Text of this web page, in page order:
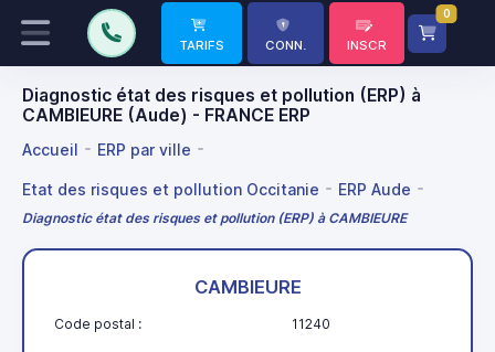
TARIFS CONN. INSCR
0
Diagnostic état des risques et pollution (ERP) à
CAMBIEURE (Aude) - FRANCE ERP
Accueil ERP par ville
Etat des risques et pollution Occitanie ERP Aude
Diagnostic état des risques et pollution (ERP) à CAMBIEURE
CAMBIEURE
Code postal : 11240